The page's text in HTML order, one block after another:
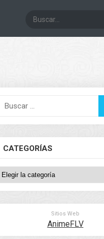
Buscar:
CATEGORÍAS
Categorías
Sitios Web
AnimeFLV